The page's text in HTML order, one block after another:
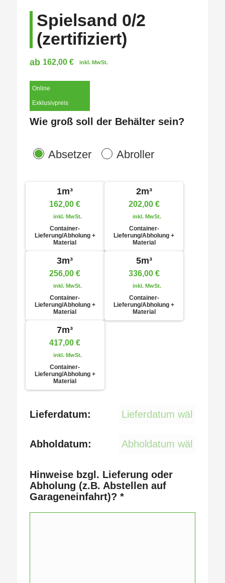
Spielsand 0/2
(zertifiziert)
ab 162,00 € inkl. MwSt.
Online
Exklusivpreis
Wie groß soll der Behälter sein?
Absetzer Abroller
1m³
162,00€
inkl. MwSt.
Container-
Lieferung/Abholung +
Material
2m³
202,00 €
inkl. MwSt.
Container-
Lieferung/Abholung +
Material
3m³
256,00€
inkl. MwSt.
Container-
Lieferung/Abholung +
Material
5m³
336,00 €
inkl. MwSt.
Container-
Lieferung/Abholung +
Material
7m³
417,00€
inkl. MwSt.
Container-
Lieferung/Abholung +
Material
Lieferdatum:
Abholdatum:
Hinweise bzgl. Lieferung oder
Abholung (z.B. Abstellen auf
Garageneinfahrt)? *